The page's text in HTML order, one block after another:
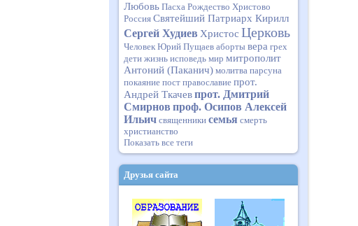
Любовь Пасха Рождество Христово
Россия Святейший Патриарх Кирилл
Сергей Худиев Христос Церковь
Человек Юрий Пущаев аборты вера грех
дети жизнь исповедь мир митрополит
Антоний (Паканич) молитва парсуна
покаяние пост православие прот.
Андрей Ткачевпрот. Дмитрий
Смирнов проф. Осипов Алексей
Ильич священники семья смерть
христианство
Показать все теги
Друзья сайта